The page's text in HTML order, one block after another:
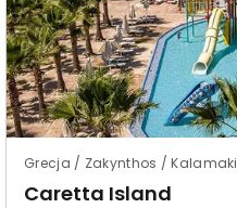
Grecja / Zakynthos / Kalamaki
Caretta Island